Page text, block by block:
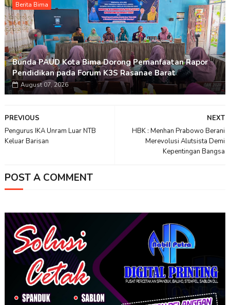
Berita Bima
Bunda PAUD Kota Bima Dorong Pemanfaatan Rapor
Pendidikan pada Forum K3S Rasanae Barat
August 07, 2026
NEXT
HBK : Menhan Prabowo Berani
Merevolusi Alutsista Demi
Kepentingan Bangsa
PREVIOUS
Pengurus IKA Unram Luar NTB
Keluar Barisan
POST A COMMENT